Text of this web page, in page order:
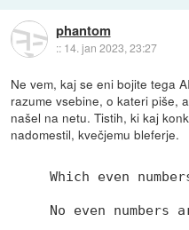
phantom
:: 14. jan 2023, 23:27
Ne vem, kaj se eni bojite tega
razume vsebine, o kateri piše,
našel na netu. Tistih, ki kaj
nadomestil, kvečjemu bleferje.
Which even
No even numbers